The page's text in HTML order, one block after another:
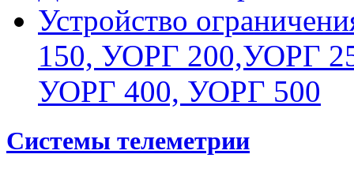
Устройство
150, УОРГ 200,УОРГ
УОРГ 400, УОРГ 500
Системы телеметрии